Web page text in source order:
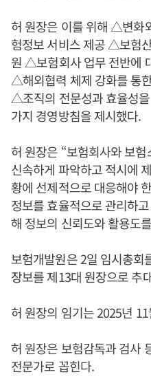
허 원장은 이를 위해 △변화
험정보 서비스 제공 △보험
원 △보험회사 업무 전반에
△해외협력 체제 강화를 통
△조직의 전문성과 효율성
가지 경영방침을 제시했다.
허 원장은 “보험회사와 보
신속하게 파악하고 적시에
황에 선제적으로 대응해야
정보를 효율적으로 관리하
해 정보의 신뢰도와 활용도
보험개발원은 2일 임시총회
장보를 제13대 원장으로 추
허 원장의 임기는 2025년
허 원장은 보험감독과 검사
전문가로 꼽힌다.